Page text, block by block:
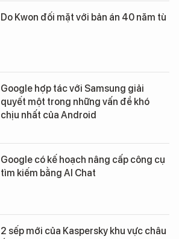
Do Kwon đối mặt với bản án 40 năm tù
Google hợp tác với Samsung giải
quyết một trong những vấn đề khó
chịu nhất của Android
Google có kế hoạch nâng cấp công cụ
tìm kiếm bằng AI Chat
2 sếp mới của Kaspersky khu vực châu